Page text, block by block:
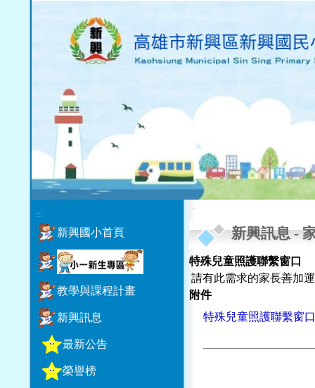
:::
新興國小首頁
教學與課程計畫
新興訊息
最新公告
榮譽榜
:::
新興訊息-
特殊兒童照護聯繫窗口
請有此需求的家長善加
附件
特殊兒童照護聯繫窗